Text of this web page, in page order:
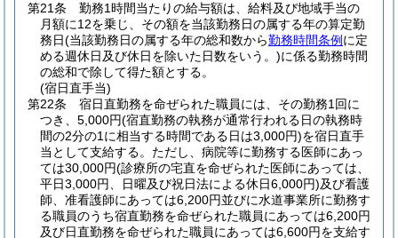
第21条
勤務1時間当たりの給与額は、給料及び地域手当の
月額に12を乗じ、その額を当該勤務日の属する年の算定勤
務日(当該勤務日の属する年の総和数から勤務時間条例 に定
める週休日及び休日を除いた日数をいう。)に係る勤務時間
の総和で除して得た額とする。
(宿日直手当)
第22条
宿日直勤務を命ぜられた職員には、その勤務1回に
つき、5,000円(宿直勤務の執務が通常行われる日の執務時
間の2分の1に相当する時間である日は3,000円)を宿日直手
当として支給する。 ただし、病院等に勤務する医師にあっ
ては30,000円(診療所の宅直を命ぜられた医師にあっては、
平日3,000円、日曜及び祝日法による休日6,000円)及び看護
師、准看護師にあっては6,200円並びに水道事業所に勤務す
る職員のうち宿直勤務を命ぜられた職員にあっては6,200円
及び日直勤務を命ぜられた職員にあっては6,600円を支給す